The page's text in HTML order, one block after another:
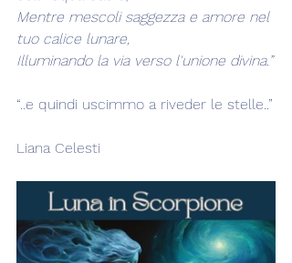
Mentre mescoli saggezza e amore nel
tuo calice lunare,
Illuminando la via verso l'unione divina.”
“..e quindi uscimmo a riveder le stelle..”
Liana Celesti